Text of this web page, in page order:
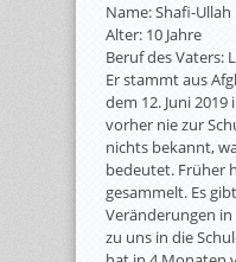
Name: Shafi-Ullah
Alter: 10 Jahre
Beruf des Vaters:
Er stammt aus
dem 12. Juni 2019
vorher nie zur
nichts bekannt,
bedeutet. Früher
gesammelt. Es
Veränderungen
zu uns in die